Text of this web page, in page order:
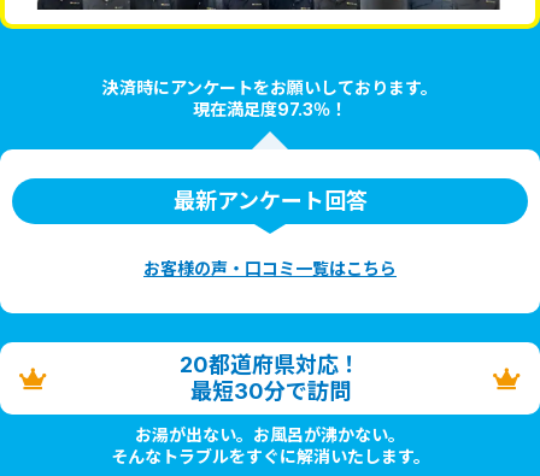
決済時にアンケートをお願いしております。
現在満足度97.3％！
最新アンケート回答
お客様の声・口コミ一覧はこちら
20都道府県対応！
最短30分で訪問
お湯が出ない。お風呂が沸かない。
そんなトラブルをすぐに解消いたします。